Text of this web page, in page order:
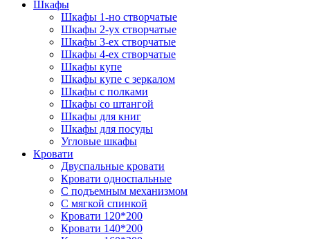
Шкафы
Шкафы 1-но створчатые
Шкафы 2-ух створчатые
Шкафы 3-ех створчатые
Шкафы 4-ех створчатые
Шкафы купе
Шкафы купе с зеркалом
Шкафы с полками
Шкафы со штангой
Шкафы для книг
Шкафы для посуды
Угловые шкафы
Кровати
Двуспальные кровати
Кровати односпальные
С подъемным механизмом
С мягкой спинкой
Кровати 120*200
Кровати 140*200